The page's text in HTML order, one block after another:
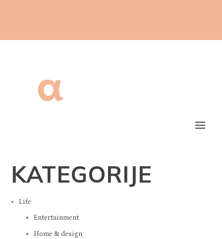
KATEGORIJE
Life
Entertainment
Home & design